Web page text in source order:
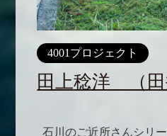
4001プロジェクト
田上稔洋 （田
石川のご近所さんシリ